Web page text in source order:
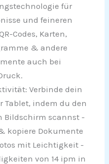
für
und feineren
Codes, Karten,
& andere
auch bei
Verbinde dein
Tablet, indem du den
Bildschirm scannst -
kopiere Dokumente
mit Leichtigkeit -
von 14 ipm in